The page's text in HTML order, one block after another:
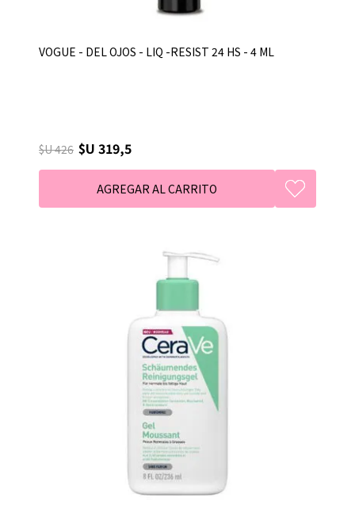
VOGUE - DEL OJOS - LIQ -RESIST 24 HS - 4 ML
$U 426 $U 319,5